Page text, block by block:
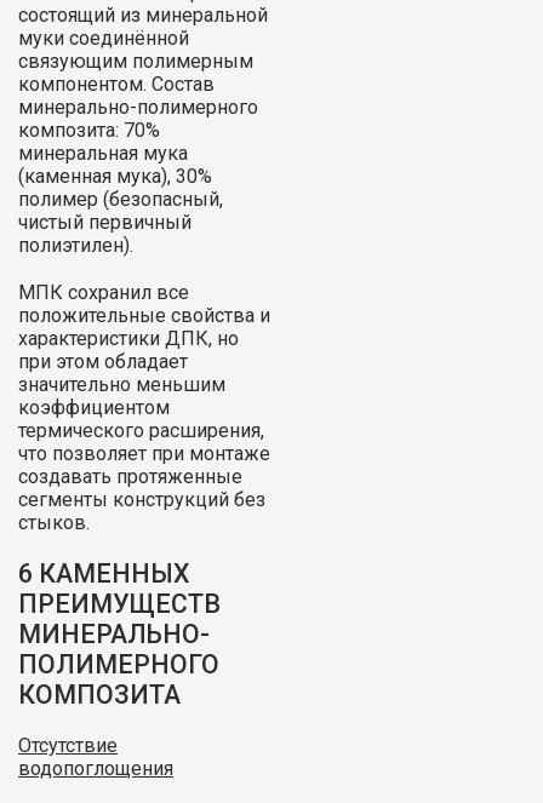
состоящий из минеральной
муки соединённой
связующим полимерным
компонентом. Состав
минерально-полимерного
композита: 70%
минеральная мука
(каменная мука), 30%
полимер (безопасный,
чистый первичный
полиэтилен).
МПК сохранил все
положительные свойства и
характеристики ДПК, но
при этом обладает
значительно меньшим
коэффициентом
термического расширения,
что позволяет при монтаже
создавать протяженные
сегменты конструкций без
стыков.
6 КАМЕННЫХ
ПРЕИМУЩЕСТВ
МИНЕРАЛЬНО-
ПОЛИМЕРНОГО
КОМПОЗИТА
Отсутствие
водопоглощения